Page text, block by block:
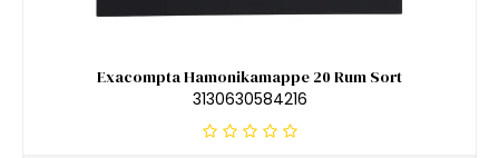
Exacompta Hamonikamappe 20 Rum Sort
3130630584216